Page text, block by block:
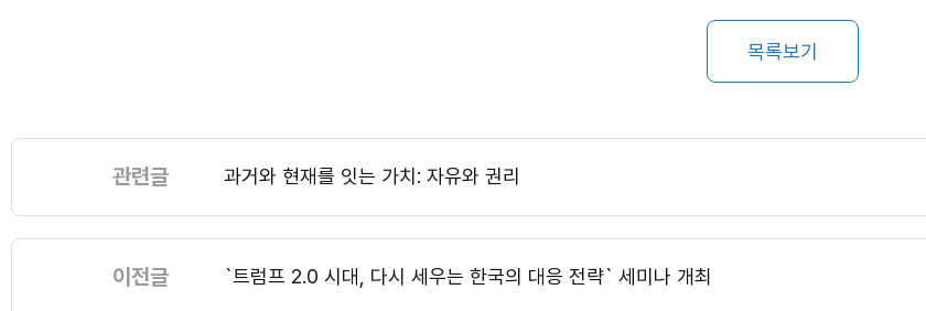
목록보기
관련글 과거와 현재를 잇는 가치: 자유와 권리
이전글 `트럼프 2.0 시대, 다시 세우는 한국의 대응 전략` 세미나 개최